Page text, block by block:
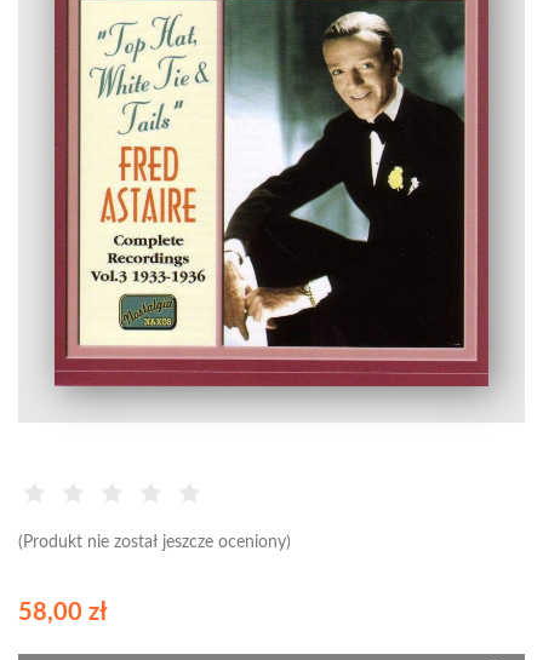
(Produkt nie został jeszcze oceniony)
58,00 zł